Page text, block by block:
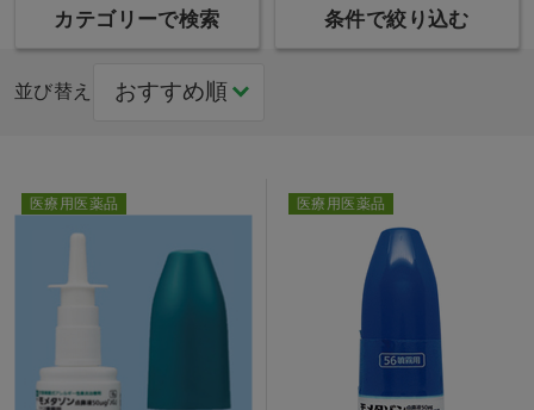
カテゴリーで検索 条件で絞り込む
並び替え
医療用医薬品 医療用医薬品